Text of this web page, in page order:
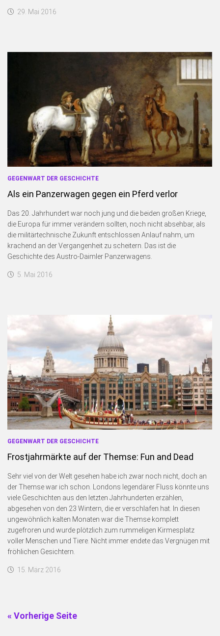
29. Mai 2016
GEGENWART DER GESCHICHTE
Als ein Panzerwagen gegen ein Pferd verlor
Das 20. Jahrhundert war noch jung und die beiden großen Kriege,
die Europa für immer verändern sollten, noch nicht absehbar, als
die militärtechnische Zukunft entschlossen Anlauf nahm, um
krachend an der Vergangenheit zu scheitern. Das ist die
Geschichte des Austro-Daimler Panzerwagens.
5. Mai 2016
GEGENWART DER GESCHICHTE
Frostjahrmärkte auf der Themse: Fun and Dead
Sehr viel von der Welt gesehen habe ich zwar noch nicht, doch an
der Themse war ich schon. Londons legendärer Fluss könnte uns
viele Geschichten aus den letzten Jahrhunderten erzählen,
abgesehen von den 23 Wintern, die er verschlafen hat. In diesen
ungewöhnlich kalten Monaten war die Themse komplett
zugefroren und wurde plötzlich zum rummeligen Kirmesplatz
voller Menschen und Tiere. Nicht immer endete das Vergnügen mit
fröhlichen Gesichtern.
15. März 2016
« Vorherige Seite